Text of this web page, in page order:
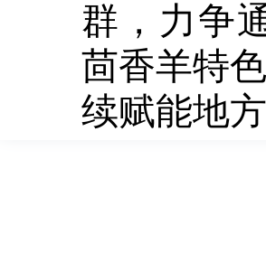
群，力争
茴香羊特
续赋能地